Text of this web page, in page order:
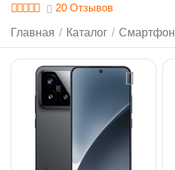
20 Отзывов
Главная / Каталог /